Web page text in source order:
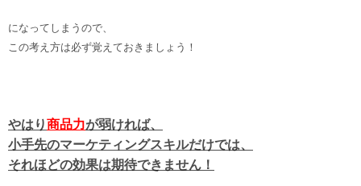
になってしまうので、
この考え方は必ず覚えておきましょう！
やはり商品力が弱ければ、
小手先のマーケティングスキルだけでは、
それほどの効果は期待できません！